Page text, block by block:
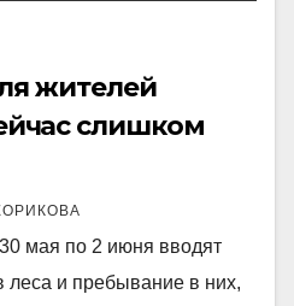
жителей
слишком
мая по 2 июня вводят
леса и пребывание в них,